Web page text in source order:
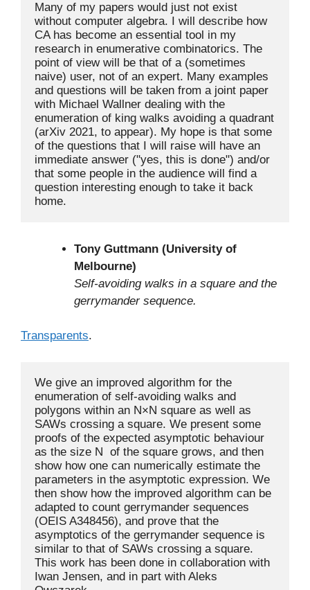
Many of my papers would just not exist
without computer algebra. I will describe how
CA has become an essential tool in my
research in enumerative combinatorics. The
point of view will be that of a (sometimes
naive) user, not of an expert. Many examples
and questions will be taken from a joint paper
with Michael Wallner dealing with the
enumeration of king walks avoiding a quadrant
(arXiv 2021, to appear). My hope is that some
of the questions that I will raise will have an
immediate answer ("yes, this is done") and/or
that some people in the audience will find a
question interesting enough to take it back
home.
Tony Guttmann (University of
Melbourne)
Self-avoiding walks in a square and the
gerrymander sequence.
Transparents.
We give an improved algorithm for the
enumeration of self-avoiding walks and
polygons within an N×N square as well as
SAWs crossing a square. We present some
proofs of the expected asymptotic behaviour
as the size N  of the square grows, and then
show how one can numerically estimate the
parameters in the asymptotic expression. We
then show how the improved algorithm can be
adapted to count gerrymander sequences
(OEIS A348456), and prove that the
asymptotics of the gerrymander sequence is
similar to that of SAWs crossing a square.
This work has been done in collaboration with
Iwan Jensen, and in part with Aleks